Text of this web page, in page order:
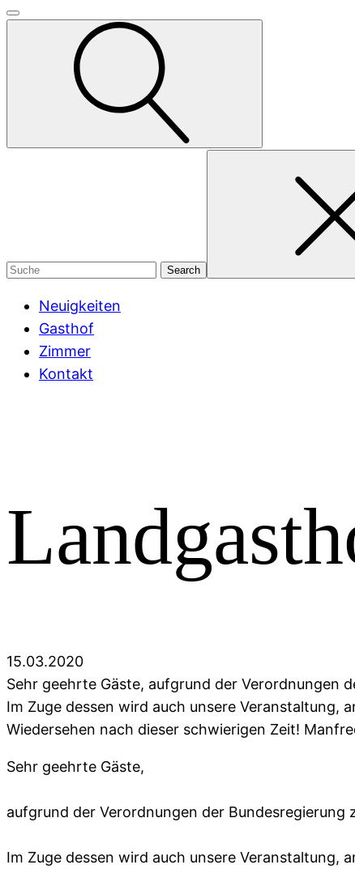
Neuigkeiten
Gasthof
Zimmer
Kontakt
15.03.2020
Sehr geehrte Gäste, aufgrund der Verordnungen
Im Zuge dessen wird auch unsere Veranstaltung,
Wiedersehen nach dieser schwierigen Zeit!
Sehr geehrte Gäste,
aufgrund der Verordnungen der
Im Zuge dessen wird auch unsere Veranstaltung,